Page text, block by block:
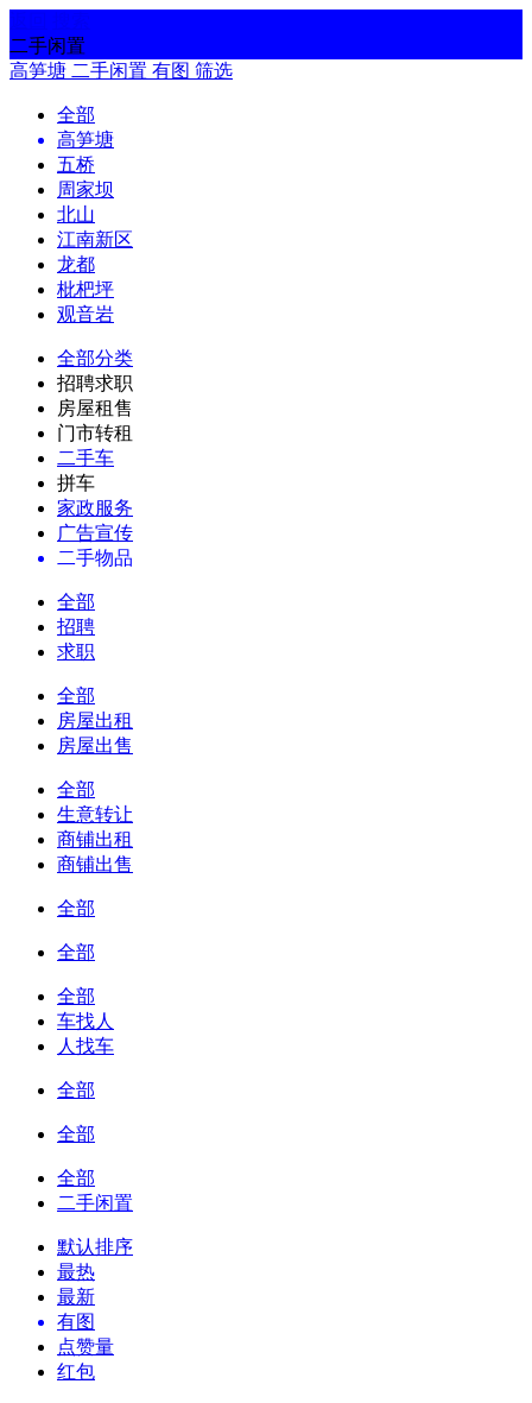
二手闲置
高笋塘 二手闲置 有图 筛选
全部
高笋塘
五桥
周家坝
北山
江南新区
龙都
枇杷坪
观音岩
全部分类
招聘求职
房屋租售
门市转租
二手车
拼车
家政服务
广告宣传
二手物品
全部
招聘
求职
全部
房屋出租
房屋出售
全部
生意转让
商铺出租
商铺出售
全部
全部
全部
车找人
人找车
全部
全部
全部
二手闲置
默认排序
最热
最新
有图
点赞量
红包